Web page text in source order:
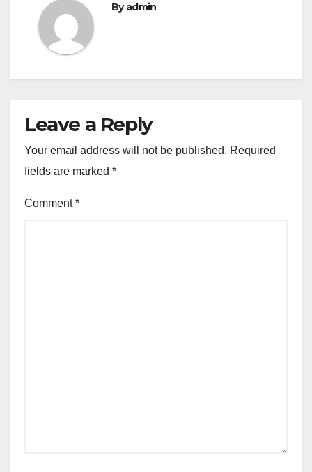
Byadmin
Leave a Reply
Your email address will not be published. Required
fields are marked *
Comment*